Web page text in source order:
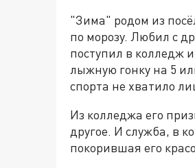
"Зима" родом из
по морозу. Любил с
поступил в колледж
лыжную гонку на 5
спорта не хватило
Из колледжа его
другое. И служба, в
покорившая его